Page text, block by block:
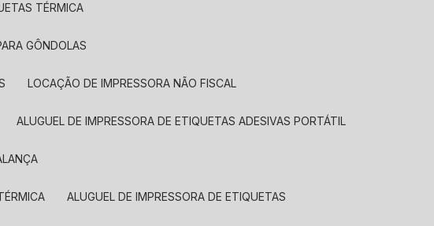
TÉRMICA
GÔNDOLAS
LOCAÇÃO DE IMPRESSORA NÃO FISCAL
ALUGUEL DE IMPRESSORA DE ETIQUETAS ADESIVAS PORTÁTIL
ALUGUEL DE IMPRESSORA DE ETIQUETAS